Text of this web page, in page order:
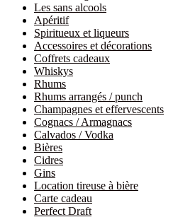
Les sans alcools
Apéritif
Spiritueux et liqueurs
Accessoires et décorations
Coffrets cadeaux
Whiskys
Rhums
Rhums arrangés / punch
Champagnes et effervescents
Cognacs / Armagnacs
Calvados / Vodka
Bières
Cidres
Gins
Location tireuse à bière
Carte cadeau
Perfect Draft